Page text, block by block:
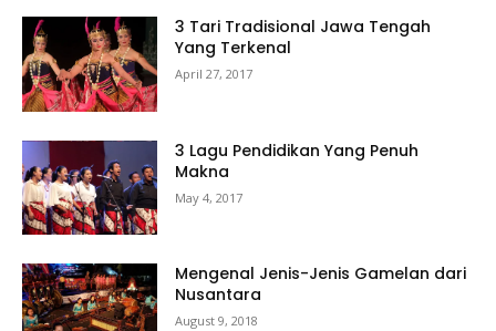
3 Tari Tradisional Jawa Tengah
Yang Terkenal
April 27, 2017
3 Lagu Pendidikan Yang Penuh
Makna
May 4, 2017
Mengenal Jenis-Jenis Gamelan dari
Nusantara
August 9, 2018